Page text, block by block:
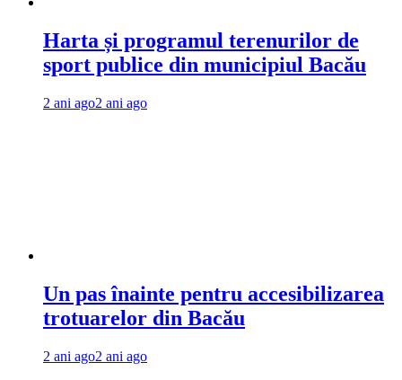
Harta și programul terenurilor de
sport publice din municipiul Bacău
2 ani ago2 ani ago
Un pas înainte pentru accesibilizarea
trotuarelor din Bacău
2 ani ago2 ani ago